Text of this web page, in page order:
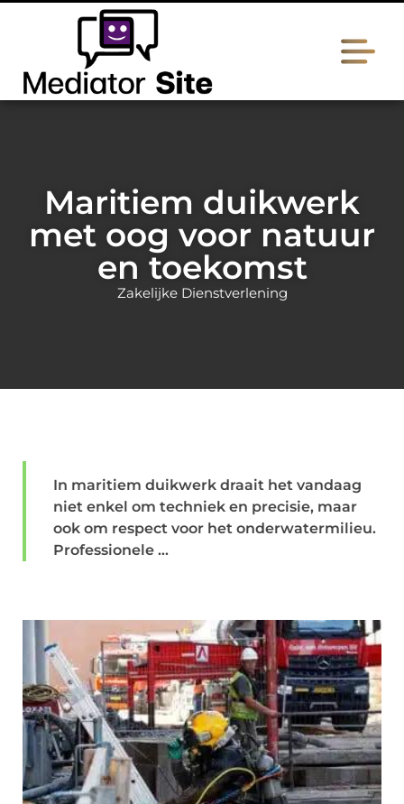
Maritiem duikwerk
met oog voor natuur
en toekomst
Zakelijke Dienstverlening
In maritiem duikwerk draait het vandaag
niet enkel om techniek en precisie, maar
ook om respect voor het onderwatermilieu.
Professionele ...